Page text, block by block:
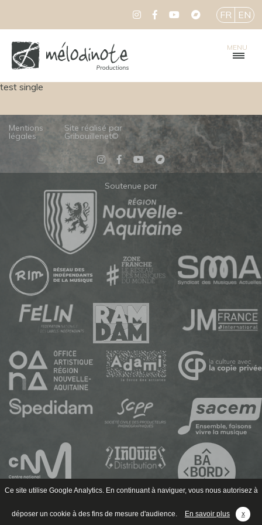
Ce site utilise Google Analytics. En continuant à naviguer, vous nous autorisez à
déposer un cookie à des fins de mesure d'audience. En savoir plus x
MENU
FR EN
test single
Mentions
légales
Site réalisé par
Gribouillenet©
Soutenue par